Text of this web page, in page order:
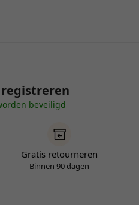
beveiligd
Gratis retourneren
Binnen 90 dagen